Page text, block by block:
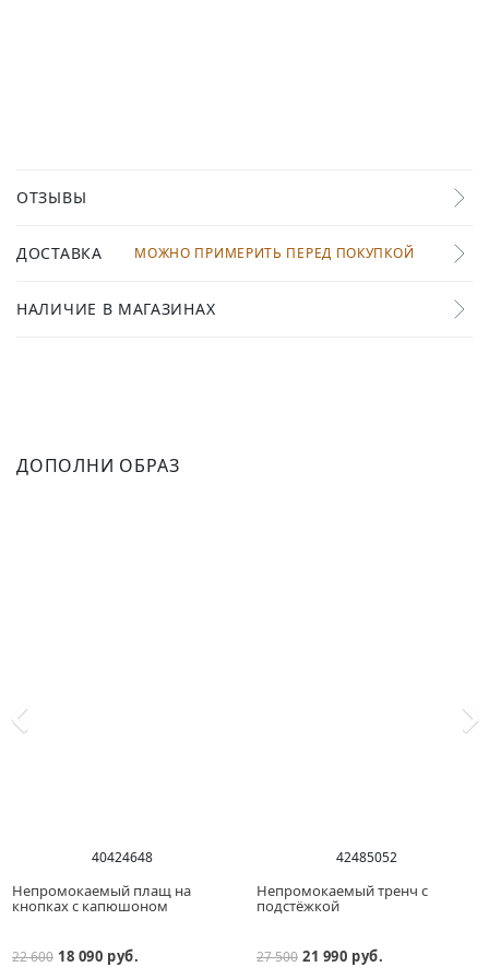
ОТЗЫВЫ
ДОСТАВКА МОЖНО ПРИМЕРИТЬ ПЕРЕД ПОКУПКОЙ
НАЛИЧИЕ В МАГАЗИНАХ
ДОПОЛНИ ОБРАЗ
40424648
Непромокаемый плащ на
кнопках с капюшоном
22 600 18 090 руб.
42485052
Непромокаемый тренч с
подстёжкой
27 500 21 990 руб.